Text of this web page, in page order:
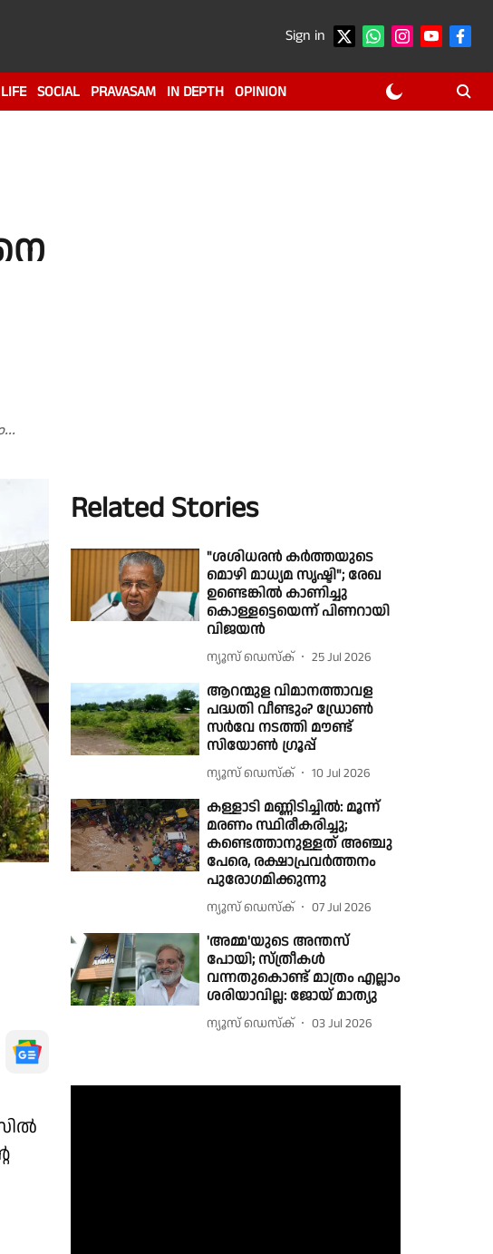
Sign in
LIFE SOCIAL PRAVASAM IN DEPTH OPINION
Related Stories
"ശശിധരൻ കർത്തയുടെ
മൊഴി മാധ്യമ സൃഷ്ടി"; രേഖ
ഉണ്ടെങ്കിൽ കാണിച്ചു
കൊള്ളട്ടെയെന്ന് പിണറായി
വിജയൻ
ന്യൂസ് ഡെസ്ക് 25 Jul 2026
ആറന്മുള വിമാനത്താവള
പദ്ധതി വീണ്ടും? ഡ്രോൺ
സർവേ നടത്തി മൗണ്ട്
സിയോൺ ഗ്രൂപ്പ്
ന്യൂസ് ഡെസ്ക് 10 Jul 2026
കള്ളാടി മണ്ണിടിച്ചില്‍: മൂന്ന്
മരണം സ്ഥിരീകരിച്ചു;
കണ്ടെത്താനുള്ളത് അഞ്ചു
പേരെ, രക്ഷാപ്രവര്‍ത്തനം
പുരോഗമിക്കുന്നു
ന്യൂസ് ഡെസ്ക് 07 Jul 2026
'അമ്മ'യുടെ അന്തസ്
പോയി; സ്ത്രീകൾ
വന്നതുകൊണ്ട് മാത്രം എല്ലാം
ശരിയാവില്ല: ജോയ് മാത്യു
ന്യൂസ് ഡെസ്ക് 03 Jul 2026